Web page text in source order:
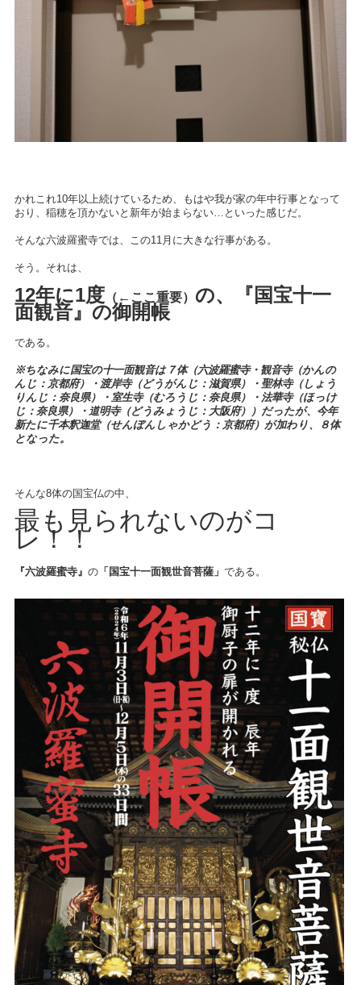
かれこれ10年以上続けているため、もはや我が家の年中行事となって
おり、稲穂を頂かないと新年が始まらない…といった感じだ。
そんな六波羅蜜寺では、この11月に大きな行事がある。
そう。それは、
12年に1度 （←ここ重要） の、『国宝十一
面観音』の御開帳
である。
※ちなみに国宝の十一面観音は７体（六波羅蜜寺・観音寺（かんの
んじ：京都府）・渡岸寺（どうがんじ：滋賀県）・聖林寺（しょう
りんじ：奈良県）・室生寺（むろうじ：奈良県）・法華寺（ほっけ
じ：奈良県）・道明寺（どうみょうじ：大阪府））だったが、今年
新たに千本釈迦堂（せんぼんしゃかどう：京都府）が加わり、８体
となった。
そんな8体の国宝仏の中、
最も見られないのがコ
レ！！
『六波羅蜜寺』 の「国宝十一面観世音菩薩」 である。